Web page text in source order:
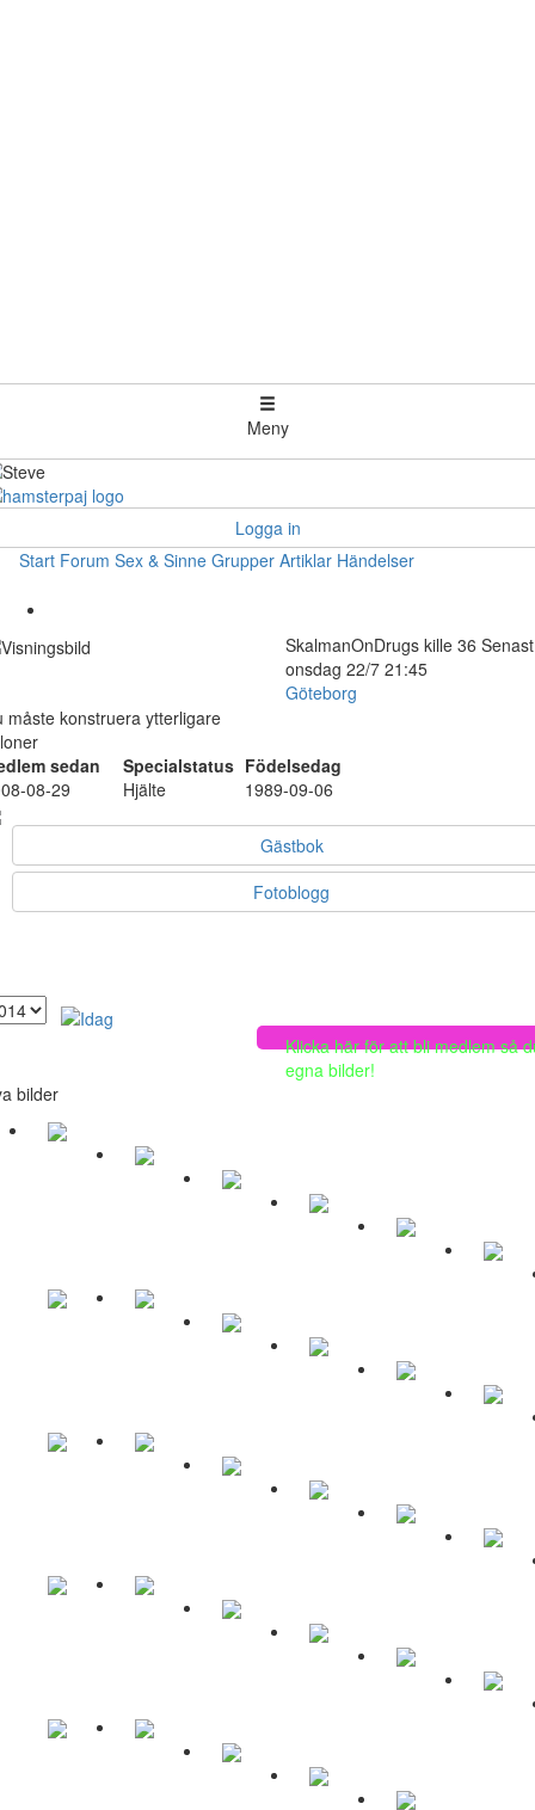
Meny
Logga in
Start Forum Sex & Sinne Grupper Artiklar Händelser
SkalmanOnDrugs kille 36 Senast
onsdag 22/7 21:45
Göteborg
måste konstruera ytterligare
sedan
Specialstatus Födelsedag
08-29
Hjälte 1989-09-06
Gästbok
Fotoblogg
Klicka här för att bli medlem så
egna bilder!
bilder